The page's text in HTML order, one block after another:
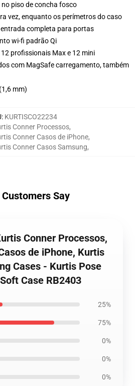
piso de concha fosco
vez, enquanto os perímetros do caso
completa para portas
wi-fi padrão Qi
profissionais Max e 12 mini
com MagSafe carregamento, também
mm)
: KURTISCO22234
Conner Processos,
Conner Casos de iPhone,
Conner Casos Samsung,
Say
Conner Processos,
de iPhone, Kurtis
Cases - Kurtis Pose
Case RB2403
25%
75%
0%
0%
0%